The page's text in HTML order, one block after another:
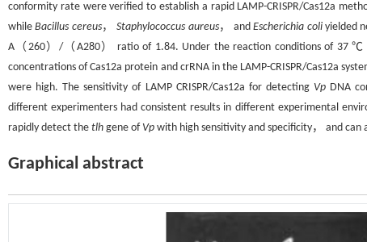
conformity rate were verified to establish a rapid LAMP-CRISPR/Cas12a
whileBacillus cereus，Staphylococcus aureus， andEscherichia coliyielded
A（260）/（A280） ratio of 1.84. Under the reaction conditions of 37 ℃
concentrations of Cas12a protein and crRNA in the LAMP-CRISPR/Cas12a
were high. The sensitivity of LAMP CRISPR/Cas12a for detecting Vp DNA
different experimenters had consistent results in different experimental
rapidly detect the tlh gene of Vp with high sensitivity and specificity， and
Graphical abstract